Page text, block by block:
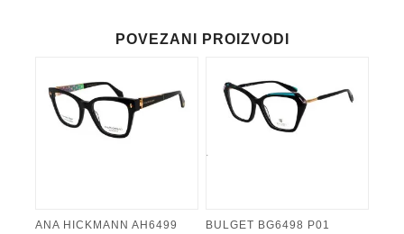
POVEZANI PROIZVODI
ANA HICKMANN AH6499
BULGET BG6498 P01